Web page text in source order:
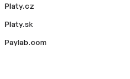
Platy.cz
Platy.sk
Paylab.com